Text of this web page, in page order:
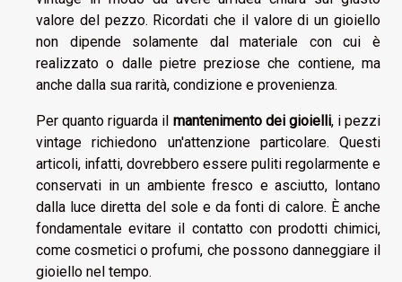
valore del pezzo. Ricordati che il valore di un gioiello
non dipende solamente dal materiale con cui è
realizzato o dalle pietre preziose che contiene, ma
anche dalla sua rarità, condizione e provenienza.
Per quanto riguarda il mantenimento dei gioielli, i pezzi
vintage richiedono un'attenzione particolare. Questi
articoli, infatti, dovrebbero essere puliti regolarmente e
conservati in un ambiente fresco e asciutto, lontano
dalla luce diretta del sole e da fonti di calore. È anche
fondamentale evitare il contatto con prodotti chimici,
come cosmetici o profumi, che possono danneggiare il
gioiello nel tempo.